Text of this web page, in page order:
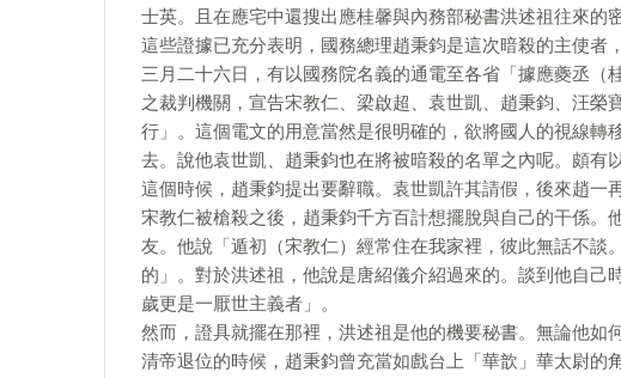
士英。且在應宅中還搜出應桂馨與內務部秘書洪述祖往來的
這些證據已充分表明，國務總理趙秉鈞是這次暗殺的主使者
三月二十六日，有以國務院名義的通電至各省「據應夔丞（
之裁判機關，宣告宋教仁、梁啟超、袁世凱、趙秉鈞、汪榮
行」。這個電文的用意當然是很明確的，欲將國人的視線轉
去。說他袁世凱、趙秉鈞也在將被暗殺的名單之內呢。頗有
這個時候，趙秉鈞提出要辭職。袁世凱許其請假，後來趙一
宋教仁被槍殺之後，趙秉鈞千方百計想擺脫與自己的干係。
友。他說「遁初（宋教仁）經常住在我家裡，彼此無話不談
的」。對於洪述祖，他說是唐紹儀介紹過來的。談到他自己
歲更是一厭世主義者」。
然而，證具就擺在那裡，洪述祖是他的機要秘書。無論他如
清帝退位的時候，趙秉鈞曾充當如戲台上「華歆」華太尉的